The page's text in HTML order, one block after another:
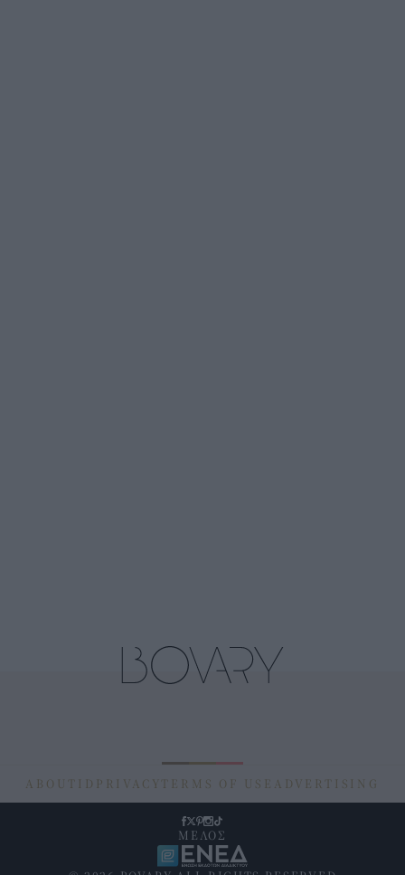
ABOUT ID PRIVACY TERMS OF USE ADVERTISING
ΜΕΛΟΣ